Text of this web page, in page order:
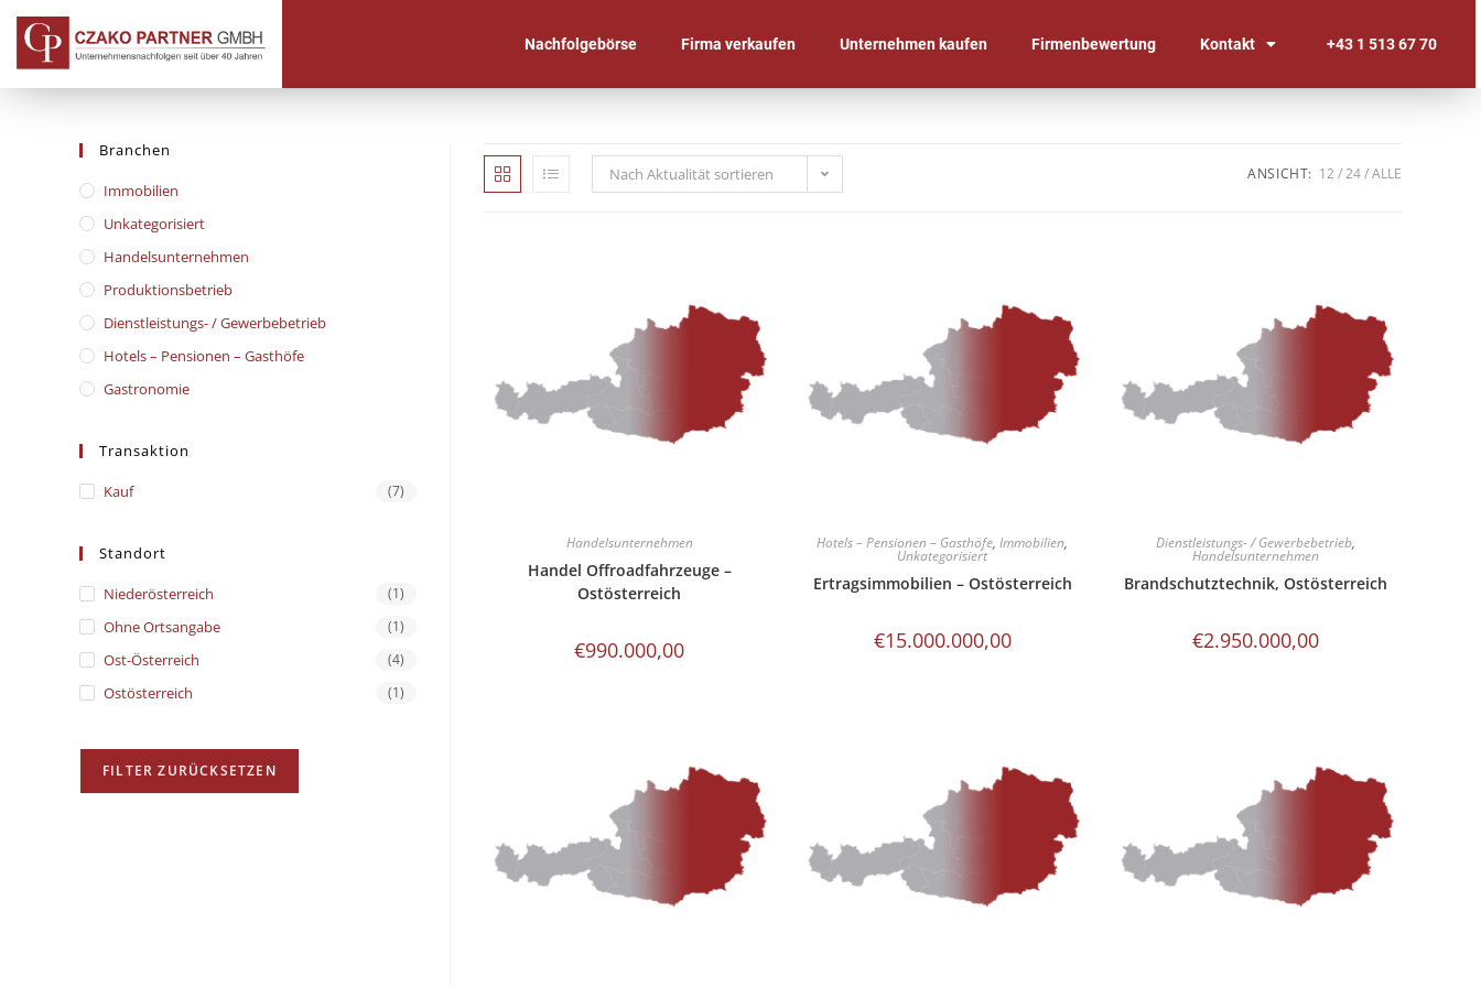
Nachfolgebörse Firma verkaufen Unternehmen kaufen Firmenbewertung Kontakt +43 1 513 67 70
Nach Aktualität sortieren ANSICHT: 12 24 ALLE
Handelsunternehmen
Handel Offroadfahrzeuge –
Ostösterreich
€990.000,00
Hotels – Pensionen – Gasthöfe,Immobilien,
Unkategorisiert
Ertragsimmobilien – Ostösterreich
€15.000.000,00
Dienstleistungs- / Gewerbebetrieb,
Handelsunternehmen
Brandschutztechnik, Ostösterreich
€2.950.000,00
Branchen
Immobilien
Unkategorisiert
Handelsunternehmen
Produktionsbetrieb
Dienstleistungs- / Gewerbebetrieb
Hotels – Pensionen – Gasthöfe
Gastronomie
Transaktion
Kauf (7)
Standort
Niederösterreich (1)
Ohne Ortsangabe (1)
Ost-Österreich (4)
Ostösterreich (1)
FILTER ZURÜCKSETZEN